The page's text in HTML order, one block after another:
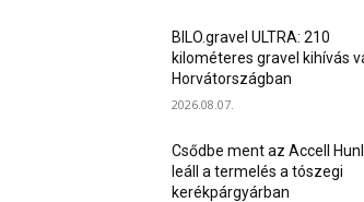
BILO.gravel ULTRA: 210
kilométeres gravel kihívás
Horvátországban
2026.08.07.
Csődbe ment az Accell
leáll a termelés a tószegi
kerékpárgyárban